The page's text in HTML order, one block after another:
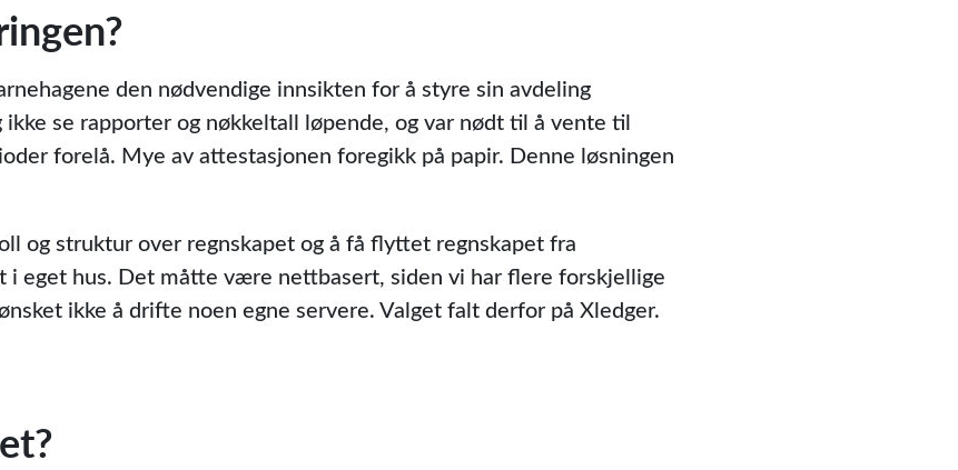
den nødvendige innsikten for å styre sin avdeling
se rapporter og nøkkeltall løpende, og var nødt til å vente til
forelå. Mye av attestasjonen foregikk på papir. Denne løsningen
og struktur over regnskapet og å få flyttet regnskapet fra
i eget hus. Det måtte være nettbasert, siden vi har flere forskjellige
ikke å drifte noen egne servere. Valget falt derfor på Xledger.